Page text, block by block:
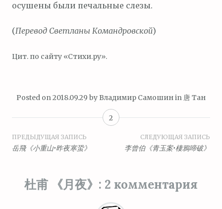
осушены были печальные слезы.
(Перевод Светланы Командровской)
Цит. по сайту «Стихи.ру».
Posted on 2018.09.29 by Владимир Самошинin 唐 Тан
2
Навигация
записям
ПРЕДЫДУЩАЯ ЗАПИСЬ
岳飛《小重山•昨夜寒蛩》
СЛЕДУЮЩАЯ ЗАПИСЬ
李曾伯《青玉案•棲鴉啼破》
杜甫 《月夜》 : 2 комментария